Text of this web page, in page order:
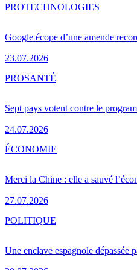
Google écope d’une amende
23.07.2026
PROTECHNOLOGIES
Sept pays votent contre le
24.07.2026
PROSANTÉ
Merci la Chine : elle a sauvé
27.07.2026
ÉCONOMIE
Une enclave espagnole
POLITIQUE